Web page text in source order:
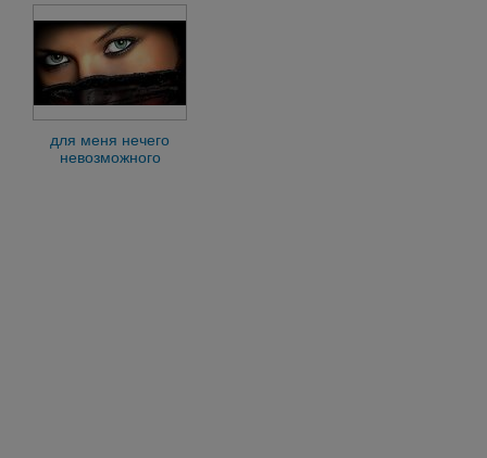
для меня нечего
невозможного